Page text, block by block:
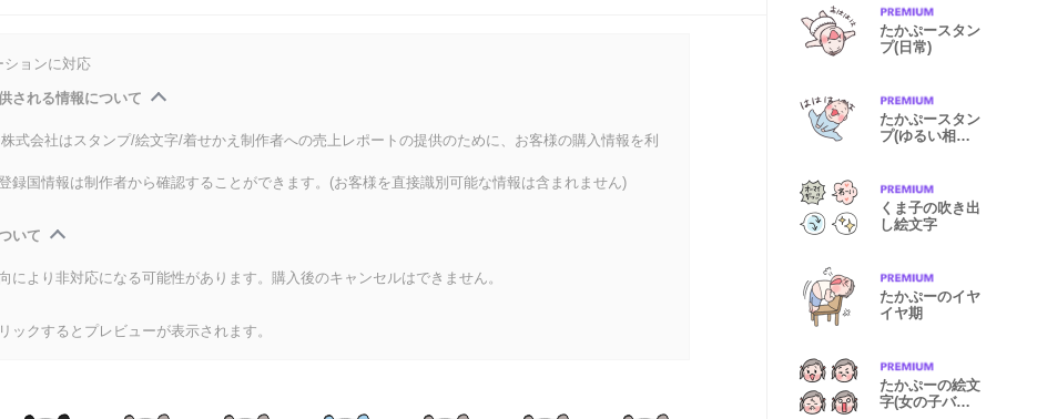
ションに対応
される情報について
式会社はスタンプ/絵文字/着せかえ制作者への売上レポートの提供のために、お客様の購入情報を利
録国情報は制作者から確認することができます。(お客様を直接識別可能な情報は含まれません)
いて
により非対応になる可能性があります。購入後のキャンセルはできません。
ックするとプレビューが表示されます。
たかぷースタン
プ(日常)
たかぷースタン
プ(ゆるい相づ
くま子の吹き出
し絵文字
たかぷーのイヤ
イヤ期
たかぷーの絵文
字(女の子バー